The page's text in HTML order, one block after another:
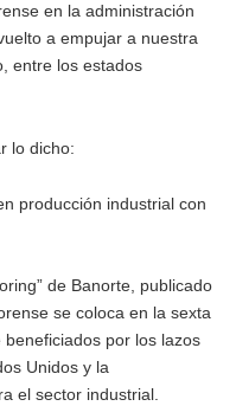
en la administración
a empujar a nuestra
entre los estados
lo dicho:
producción industrial con
de Banorte, publicado
se coloca en la sexta
por los lazos
Unidos y la
el sector industrial.